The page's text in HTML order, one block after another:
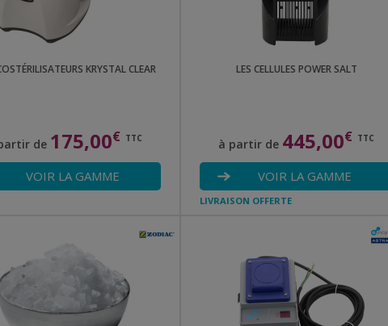
KRYSTAL CLEAR
de 175,00€ TTC
VOIR LA GAMME
LES CELLULES POWER SALT
à partir de 445,00€ TTC
VOIR LA GAMME
LIVRAISON OFFERTE